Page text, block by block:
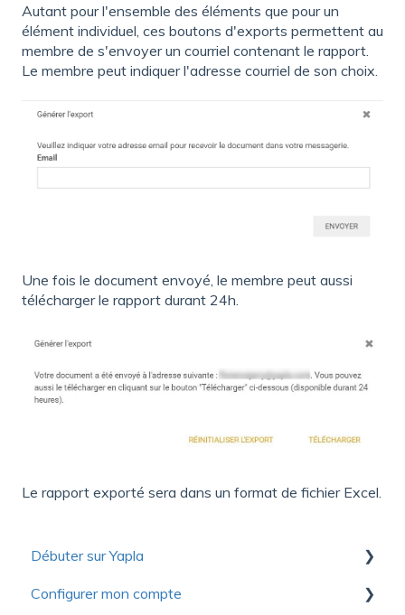
Autant pour l'ensemble des éléments que pour un
élément individuel, ces boutons d'exports permettent au
membre de s'envoyer un courriel contenant le rapport.
Le membre peut indiquer l'adresse courriel de son choix.
Une fois le document envoyé, le membre peut aussi
télécharger le rapport durant 24h.
Le rapport exporté sera dans un format de fichier Excel.
Débuter sur Yapla
Collection de ressources utiles pour découvrir
Configurer mon compte